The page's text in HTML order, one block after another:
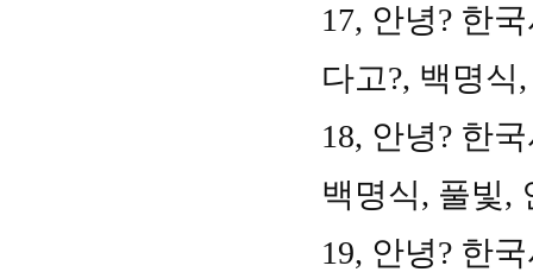
17, 안녕? 한
다고?, 백명식
18, 안녕? 한
백명식, 풀빛,
19, 안녕? 한